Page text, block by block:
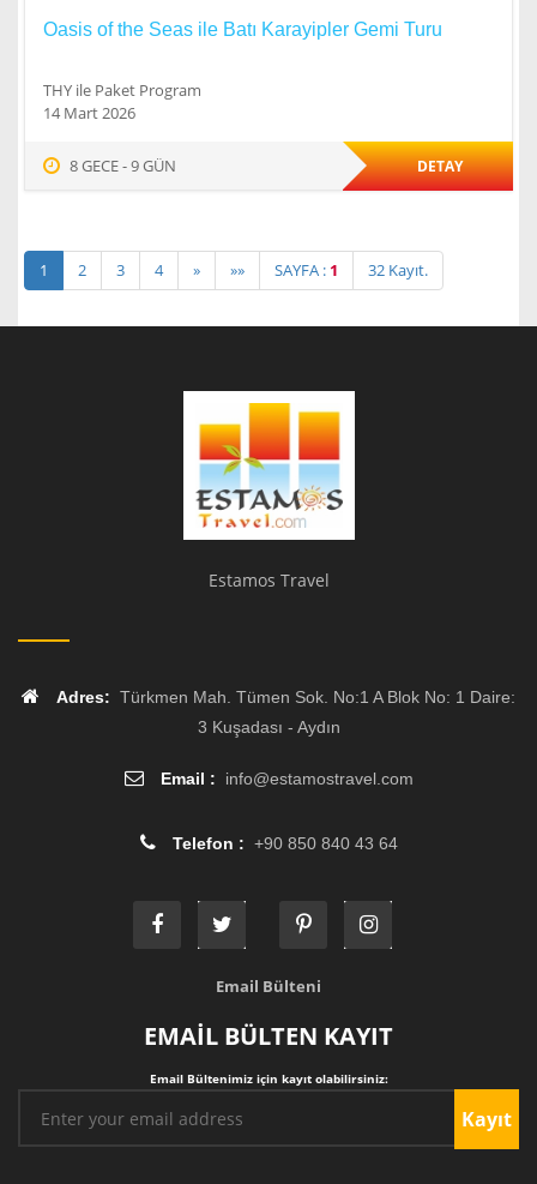
Oasis of the Seas ile Batı Karayipler Gemi Turu
THY ile Paket Program
14 Mart 2026
8 GECE - 9 GÜN DETAY
1 2 3 4 » »» SAYFA : 1 32 Kayıt.
Estamos Travel
Adres: Türkmen Mah. Tümen Sok. No:1 A Blok No: 1 Daire:
3 Kuşadası - Aydın
Email : info@estamostravel.com
Telefon : +90 850 840 43 64
Email Bülteni
EMAİL BÜLTEN KAYIT
Email Bültenimiz için kayıt olabilirsiniz:
Kayıt